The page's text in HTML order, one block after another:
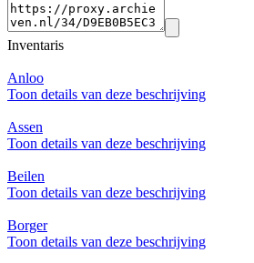
Inventaris
Anloo
Toon details van deze beschrijving
Assen
Toon details van deze beschrijving
Beilen
Toon details van deze beschrijving
Borger
Toon details van deze beschrijving